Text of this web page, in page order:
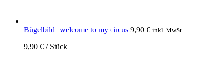
Bügelbild | welcome to my circus 9,90 € inkl. MwSt.
9,90 € / Stück